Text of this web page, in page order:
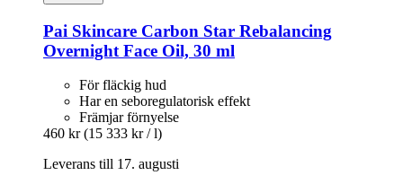
Pai Skincare Carbon Star Rebalancing
Overnight Face Oil, 30 ml
För fläckig hud
Har en seboregulatorisk effekt
Främjar förnyelse
460 kr (15 333 kr / l)
Leverans till 17. augusti